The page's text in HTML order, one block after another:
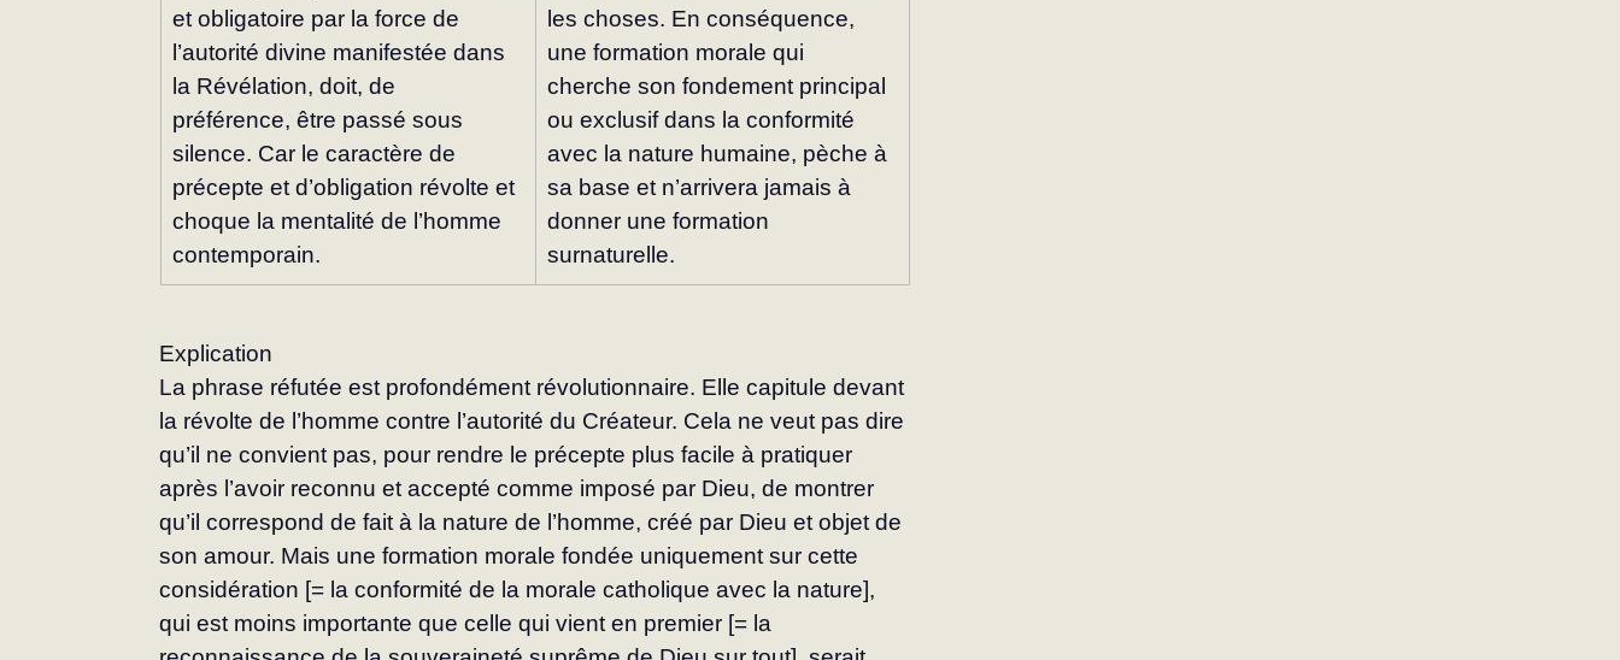
et obliga­toire par la force de
l’autorité divine mani­festée dans
la Révélation, doit, de
préférence, être passé sous
silence. Car le caractère de
précepte et d’obligation révolte et
choque la mentalité de l’homme
contemporain.
les choses. En consé­quence,
une formation morale qui
cherche son fondement principal
ou exclusif dans la conformité
avec la nature humaine, pèche à
sa base et n’arrivera jamais à
don­ner une formation
surnaturelle.
Explication
La phrase réfutée est profondément révolutionnaire. Elle capitule devant
la révolte de l’homme contre l’autorité du Créateur. Cela ne veut pas dire
qu’il ne convient pas, pour rendre le précepte plus facile à pratiquer
après l’avoir re­connu et accepté comme imposé par Dieu, de montrer
qu’il correspond de fait à la nature de l’homme, créé par Dieu et objet de
son amour. Mais une formation morale fondée uniquement sur cette
considération [= la conformité de la morale catholique avec la nature],
qui est moins importante que celle qui vient en pre­mier [= la